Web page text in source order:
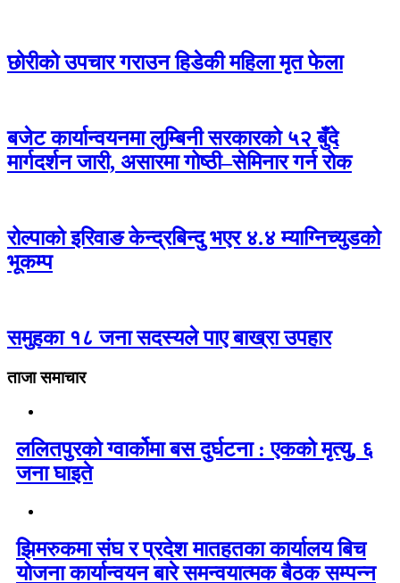
छोरीको उपचार गराउन हिडेकी महिला मृत फेला
बजेट कार्यान्वयनमा लुम्बिनी सरकारको ५२ बुँदे
मार्गदर्शन जारी, असारमा गोष्ठी–सेमिनार गर्न रोक
रोल्पाको इरिवाङ केन्द्रबिन्दु भएर ४.४ म्याग्निच्युडको
भूकम्प
समुहका १८ जना सदस्यले पाए बाख्रा उपहार
ताजा समाचार
ललितपुरको ग्वार्कोमा बस दुर्घटना : एकको मृत्यु, ६
जना घाइते
झिमरुकमा संघ र प्रदेश मातहतका कार्यालय बिच
योजना कार्यान्वयन बारे समन्वयात्मक बैठक सम्पन्न